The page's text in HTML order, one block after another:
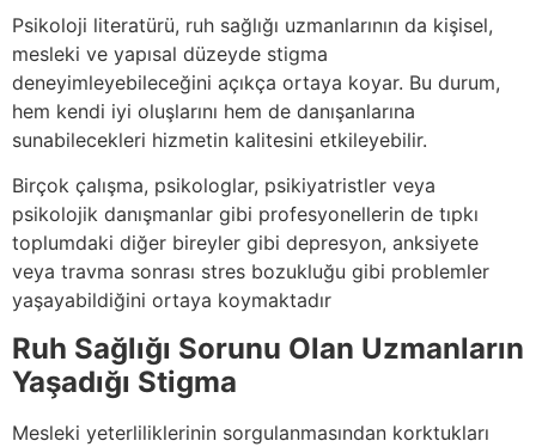
Psikoloji literatürü, ruh sağlığı uzmanlarının da kişisel,
mesleki ve yapısal düzeyde stigma
deneyimleyebileceğini açıkça ortaya koyar. Bu durum,
hem kendi iyi oluşlarını hem de danışanlarına
sunabilecekleri hizmetin kalitesini etkileyebilir.
Birçok çalışma, psikologlar, psikiyatristler veya
psikolojik danışmanlar gibi profesyonellerin de tıpkı
toplumdaki diğer bireyler gibi depresyon, anksiyete
veya travma sonrası stres bozukluğu gibi problemler
yaşayabildiğini ortaya koymaktadır
Ruh Sağlığı Sorunu Olan Uzmanların
Yaşadığı Stigma
Mesleki yeterliliklerinin sorgulanmasından korktukları